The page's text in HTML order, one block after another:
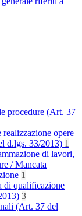
procedure (Art. 37
opere
d.lgs. 33/2013) 1
di lavori,
/ Mancata
1
di qualificazione
3
(Art. 37 del